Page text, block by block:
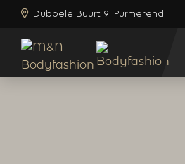
Dubbele Buurt 9, Purmerend